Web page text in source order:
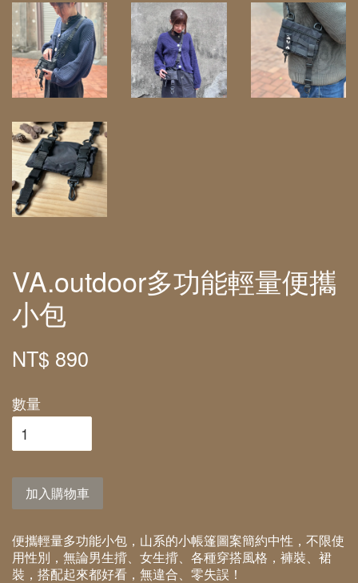
VA.outdoor多功能輕量便攜
小包
NT$ 890
數量
加入購物車
便攜輕量多功能小包，山系的小帳篷圖案簡約中性，不限使
用性別，無論男生揹、女生揹、各種穿搭風格，褲裝、裙
裝，搭配起來都好看，無違合、零失誤！